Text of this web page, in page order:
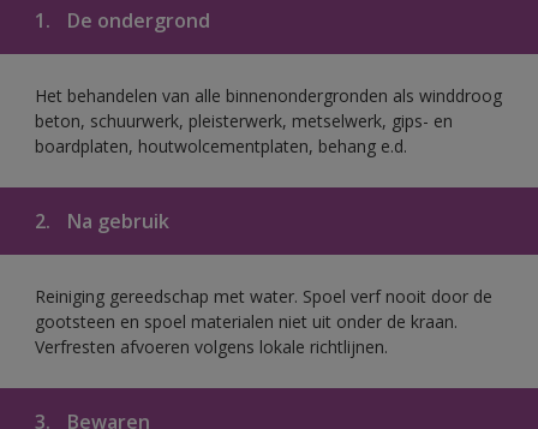
1. De ondergrond
Het behandelen van alle binnenondergronden als winddroog
beton, schuurwerk, pleisterwerk, metselwerk, gips- en
boardplaten, houtwolcementplaten, behang e.d.
2. Na gebruik
Reiniging gereedschap met water. Spoel verf nooit door de
gootsteen en spoel materialen niet uit onder de kraan.
Verfresten afvoeren volgens lokale richtlijnen.
3. Bewaren